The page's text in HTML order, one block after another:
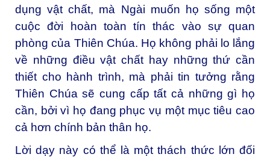
dụng vật chất, mà Ngài muốn họ sống một
cuộc đời hoàn toàn tín thác vào sự quan
phòng của Thiên Chúa. Họ không phải lo lắng
về những điều vật chất hay những thứ cần
thiết cho hành trình, mà phải tin tưởng rằng
Thiên Chúa sẽ cung cấp tất cả những gì họ
cần, bởi vì họ đang phục vụ một mục tiêu cao
cả hơn chính bản thân họ.
Lời dạy này có thể là một thách thức lớn đối